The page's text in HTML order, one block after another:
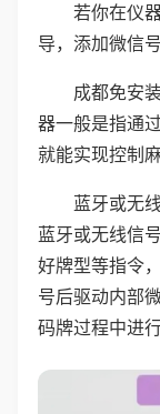
若你在仪
导，添加微信
成都免安
器一般是指通
就能实现控制
蓝牙或无
蓝牙或无线信
好牌型等指令
号后驱动内部
码牌过程中进